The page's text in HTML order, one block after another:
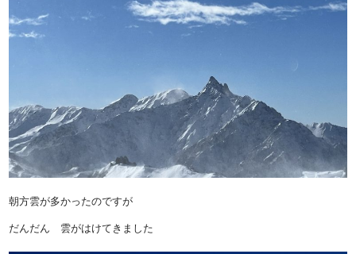
朝方雲が多かったのですが
だんだん 雲がはけてきました